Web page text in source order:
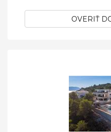
OVERIŤ